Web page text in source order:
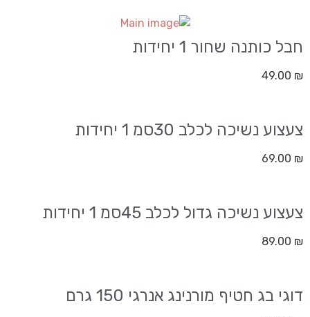
חבל כותנה שחור 1 יחידות
49.00 ₪
צעצוע נשיכה לכלב 30סמ 1 יחידות
69.00 ₪
צעצוע נשיכה גדול לכלב 45סמ 1 יחידות
89.00 ₪
דוגי בג חטיף מורנינג אנרגי 150 גרם